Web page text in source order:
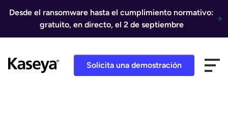
Desde el ransomware hasta el cumplimiento normativo:
gratuito, en directo, el 2 de septiembre
Solicita una demostración